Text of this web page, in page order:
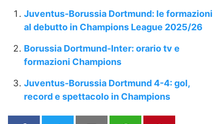
Juventus-Borussia Dortmund: le formazioni
al debutto in Champions League 2025/26
Borussia Dortmund-Inter: orario tv e
formazioni Champions
Juventus-Borussia Dortmund 4-4: gol,
record e spettacolo in Champions